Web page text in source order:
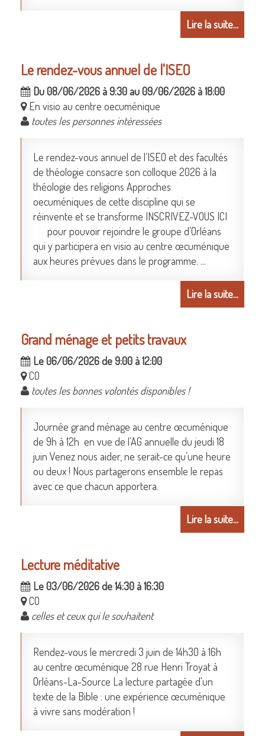
Lire la suite...
Le rendez-vous annuel de l'ISEO
Du 08/06/2026 à 9:30 au 09/06/2026 à 18:00
En visio au centre oecuménique
toutes les personnes intéressées
Le rendez-vous annuel de l’ISEO et des facultés
de théologie consacre son colloque 2026 à la
théologie des religions Approches
oecuméniques de cette discipline qui se
réinvente et se transforme INSCRIVEZ-VOUS ICI
pour pouvoir rejoindre le groupe d’Orléans
qui y participera en visio au centre œcuménique
aux heures prévues dans le programme. ...
Lire la suite...
Grand ménage et petits travaux
Le 06/06/2026 de 9:00 à 12:00
CO
toutes les bonnes volontés disponibles !
Journée grand ménage au centre œcuménique
de 9h à 12h en vue de l’AG annuelle du jeudi 18
juin Venez nous aider, ne serait-ce qu’une heure
ou deux ! Nous partagerons ensemble le repas
avec ce que chacun apportera.
Lire la suite...
Lecture méditative
Le 03/06/2026 de 14:30 à 16:30
CO
celles et ceux qui le souhaitent
Rendez-vous le mercredi 3 juin de 14h30 à 16h
au centre œcuménique 28 rue Henri Troyat à
Orléans-La-Source La lecture partagée d'un
texte de la Bible : une expérience œcuménique
à vivre sans modération !